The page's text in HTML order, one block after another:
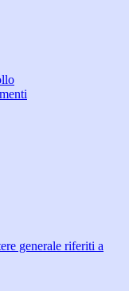
generale riferiti a